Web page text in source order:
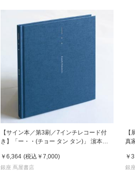
【サイン本／第3刷／7インチレコード付
き】「ー・・(チョー タン タン)」 濵本奏
￥6,364 (税込 ￥7,000)
銀座 蔦屋書店
真
￥
銀